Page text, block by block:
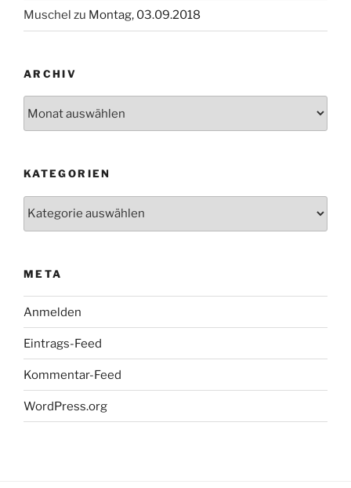
Muschel zu Montag, 03.09.2018
ARCHIV
KATEGORIEN
META
Anmelden
Eintrags-Feed
Kommentar-Feed
WordPress.org